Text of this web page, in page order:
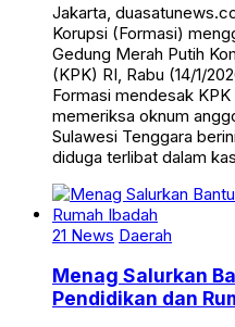
Jakarta,
Korupsi (Formasi)
Gedung Merah Putih
(KPK) RI, Rabu (14/1/
Formasi mendesak
memeriksa oknum
Sulawesi Tenggara
diduga terlibat dalam
21 News Daerah
Menag Salurkan
Pendidikan dan